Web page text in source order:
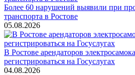
Более 60 нарушений выявили при
транспорта в Ростове
05.08.2026
В Ростове арендаторов
регистрироваться на Госуслугах
04.08.2026